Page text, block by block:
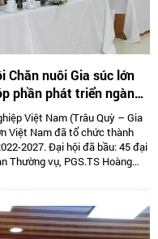
Chăn nuôi Gia súc lớn
phần phát triển ngành
vữngViệt Nam (Trâu Quỳ – Gia
Việt Nam đã tổ chức thành
2027. Đại hội đã bầu: 45 đại
Thường vụ, PGS.TS Hoàng
là: TS Tống Xuân Chinh,
Đặng Thái Nhị, ông Hà Văn An.